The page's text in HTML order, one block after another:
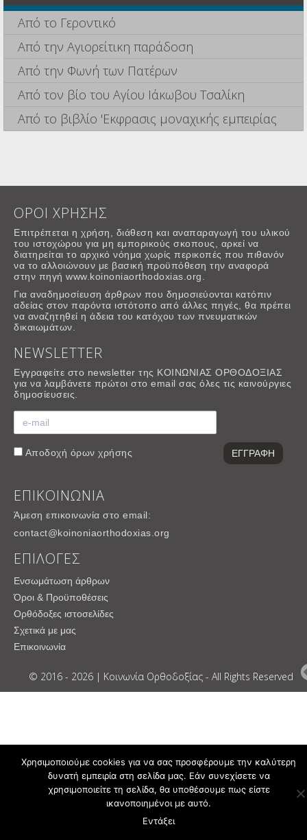
Από το Γεροντικό
Από την Αγιορείτικη παράδοση
Από την Φωνή των Πατέρων
Από τον βίο του Αγίου Ιάκωβου Τσαλίκη
Από το βιβλίο 'Εκφρασις μοναχικής εμπειρίας
ΟΡΟΙ ΧΡΗΣΗΣ
Επιτρέπεται η χρήση, διάθεση και αναπαραγωγή του υλικού
του ιστοχώρου για μη εμπορικούς σκοπους, αρκεί να
διατηρείται το αρχικό νόημα χωρίς περικοπές που πιθανόν
να το αλλοιώνουν με βασική προϋπόθεση την αναφορά
στην πηγή www.koinoniaorthodoxias.org.
Για αναδημοσίευση άρθρων που δημοσιεύονται κατόπιν
αδείας στον παρόντα ιστότοπο από άλλες πηγές, θα πρέπει
να αναζητηθεί η άδεια του κατόχου των πνευματικών
δικαιωμάτων.
NEWSLETTER
Εγγραφείτε στο newsletter της ΚΟΙΝΩΝΙΑΣ ΟΡΘΟΔΟΞΙΑΣ
για να λαμβάνετε πρώτοι στο email σας όλες τις καινούργιες
δημοσίευσεις.
Αποδοχή όρων χρήσης
ΕΠΙΚΟΙΝΩΝΙΑ
Άμεση επικοινωνία στο email:
contact@koinoniaorthodoxias.org
ΕΠΙΛΟΓΕΣ
Ενσωμάτωση άρθρων
Όροι & Προϋποθέσεις
Ορθόδοξες ιστοσελίδες
Σχετικά με μας
Επικοινωνία
© 2016 - 2026 | Κοινωνία Ορθοδοξίας - All Rights Reserved
Χρησιμοποιούμε cookies για να σας προσφέρουμε την καλύτερη
δυνατή εμπειρία στη σελίδα μας. Εάν συνεχίσετε να
χρησιμοποιείτε τη σελίδα, θα υποθέσουμε πως είστε
ικανοποιημένοι με αυτό.
Εντάξει